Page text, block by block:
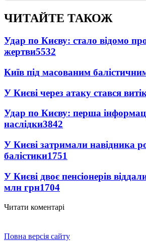
ЧИТАЙТЕ ТАКОЖ
Удар по Києву: стало відомо
жертви5532
Київ під масованим
У Києві через атаку стався
Удар по Києву: перша
наслідки3842
У Києві затримали навідника
балістики1751
У Києві двоє пенсіонерів
млн грн1704
Читати коментарі
Повна версія сайту